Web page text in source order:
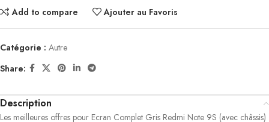
Add to compare Ajouter au Favoris
Catégorie : Autre
Share:
Description
Les meilleures offres pour Ecran Complet Gris Redmi Note 9S (avec châssis)